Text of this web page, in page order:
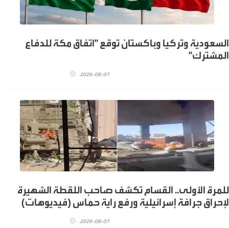
السعودية وتركيا وباكستان توقع "اتفاق مكة للدفاع
المشترك"
2026-08-07
للمرة الأولى.. القسام تكشف صاحب اللقطة الشهيرة
لإحراق جرافة إسرائيلية ورفع راية حماس (فيديوهات)
2026-08-07